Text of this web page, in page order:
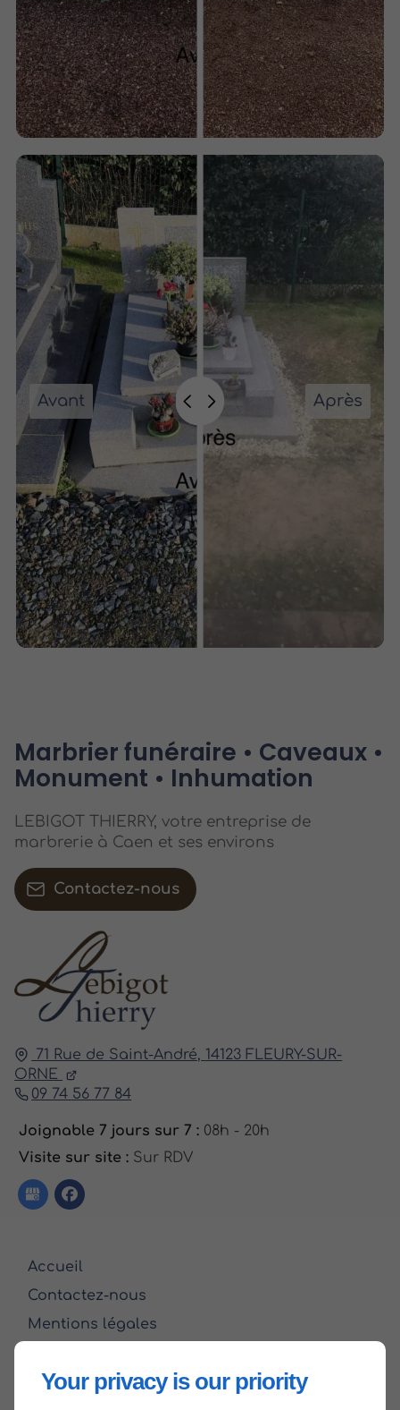
Your privacy is our priority
Avant Après
71 Rue de Saint-André, 14123 FLEURY-SUR-
ORNE
09 74 56 77 84
Joignable 7 jours sur 7 : 08h - 20h
Visite sur site : Sur RDV
Accueil
Contactez-nous
Mentions légales
Marbrier funéraire • Caveaux •
Monument • Inhumation
LEBIGOT THIERRY, votre entreprise de
marbrerie à Caen et ses environs
Contactez-nous